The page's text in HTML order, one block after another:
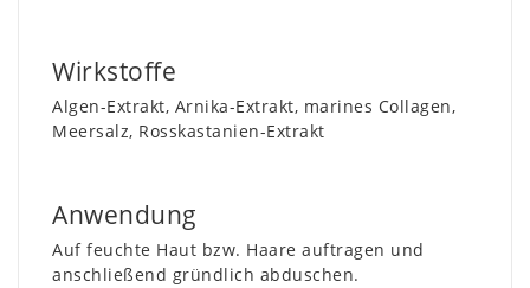
Wirkstoffe
Algen-Extrakt, Arnika-Extrakt, marines Collagen,
Meersalz, Rosskastanien-Extrakt
Anwendung
Auf feuchte Haut bzw. Haare auftragen und
anschließend gründlich abduschen.